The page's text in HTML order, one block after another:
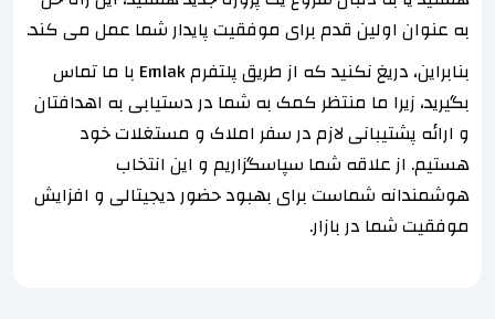
به عنوان اولین قدم برای موفقیت پایدار شما عمل می کند.
بنابراین، دریغ نکنید که از طریق پلتفرم Emlak با ما تماس
بگیرید، زیرا ما منتظر کمک به شما در دستیابی به اهدافتان
و ارائه پشتیبانی لازم در سفر املاک و مستغلات خود
هستیم. از علاقه شما سپاسگزاریم و این انتخاب
هوشمندانه شماست برای بهبود حضور دیجیتالی و افزایش
موفقیت شما در بازار.